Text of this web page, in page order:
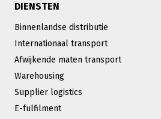
DIENSTEN
Binnenlandse distributie
Internationaal transport
Afwijkende maten transport
Warehousing
Supplier logistics
E-fulfilment